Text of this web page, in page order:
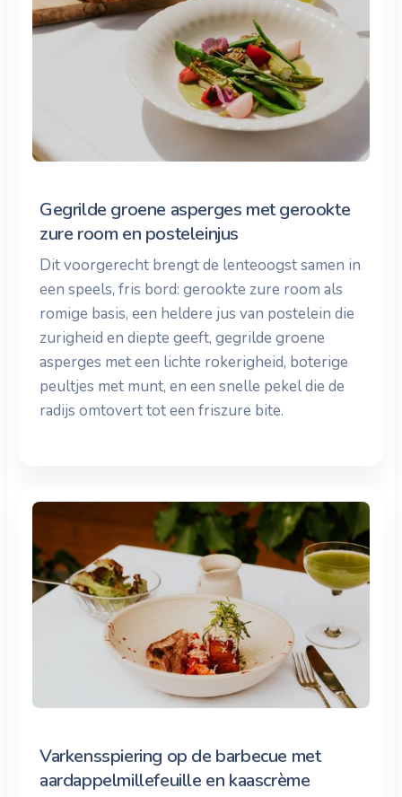
Gegrilde groene asperges met gerookte
zure room en posteleinjus
Dit voorgerecht brengt de lenteoogst samen in
een speels, fris bord: gerookte zure room als
romige basis, een heldere jus van postelein die
zurigheid en diepte geeft, gegrilde groene
asperges met een lichte rokerigheid, boterige
peultjes met munt, en een snelle pekel die de
radijs omtovert tot een friszure bite.
Varkensspiering op de barbecue met
aardappelmillefeuille en kaascrème